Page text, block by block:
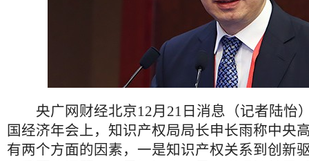
央广网财经北京12月21日消息（记者陆怡
国经济年会上，知识产权局局长申长雨称中央
有两个方面的因素，一是知识产权关系到创新